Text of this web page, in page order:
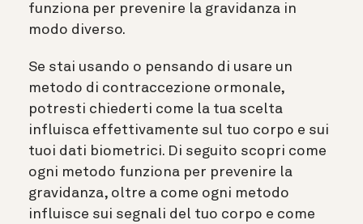
funziona per prevenire la gravidanza in
modo diverso.
Se stai usando o pensando di usare un
metodo di contraccezione ormonale,
potresti chiederti come la tua scelta
influisca effettivamente sul tuo corpo e sui
tuoi dati biometrici. Di seguito scopri come
ogni metodo funziona per prevenire la
gravidanza, oltre a come ogni metodo
influisce sui segnali del tuo corpo e come